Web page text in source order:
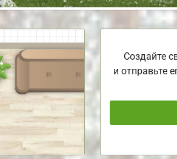
Создайте
и отправьте